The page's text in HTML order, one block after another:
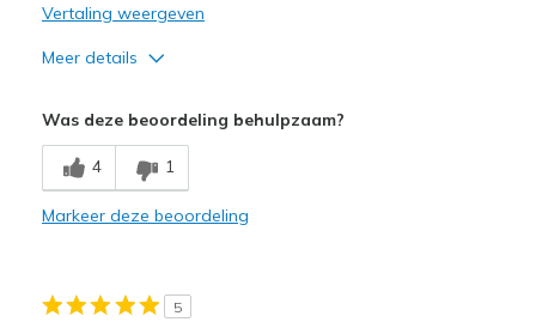
Maat
Lijkt goed van maat
View On Shoes
Vertaling weergeven
Meer details
Stylish
Was deze beoordeling behulpzaam?
4 1
Markeer deze beoordeling
5